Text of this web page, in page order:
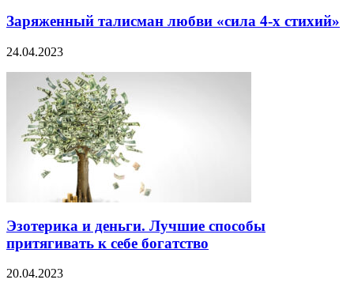
Заряженный талисман любви «сила 4-х стихий»
24.04.2023
Эзотерика и деньги. Лучшие способы
притягивать к себе богатство
20.04.2023